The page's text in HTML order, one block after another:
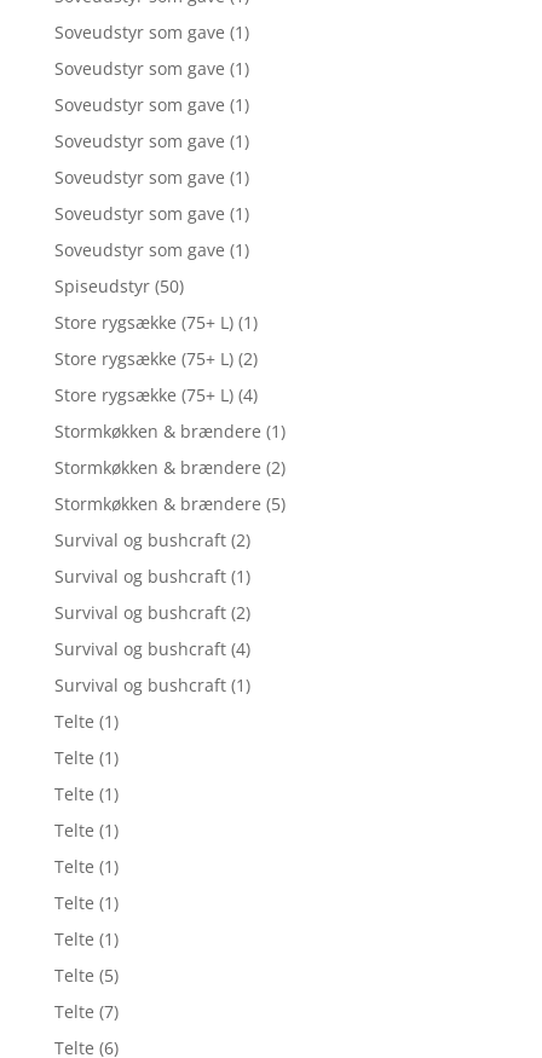
Soveudstyr som gave (1)
Soveudstyr som gave (1)
Soveudstyr som gave (1)
Soveudstyr som gave (1)
Soveudstyr som gave (1)
Soveudstyr som gave (1)
Soveudstyr som gave (1)
Spiseudstyr (50)
Store rygsække (75+ L) (1)
Store rygsække (75+ L) (2)
Store rygsække (75+ L) (4)
Stormkøkken & brændere (1)
Stormkøkken & brændere (2)
Stormkøkken & brændere (5)
Survival og bushcraft (2)
Survival og bushcraft (1)
Survival og bushcraft (2)
Survival og bushcraft (4)
Survival og bushcraft (1)
Telte (1)
Telte (1)
Telte (1)
Telte (1)
Telte (1)
Telte (1)
Telte (1)
Telte (5)
Telte (7)
Telte (6)